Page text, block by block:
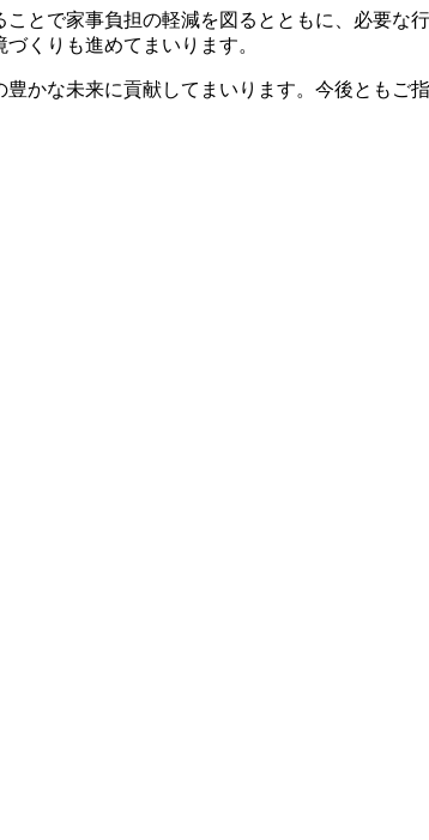
とで家事負担の軽減を図るとともに、必要な
くりも進めてまいります。
かな未来に貢献してまいります。今後ともご